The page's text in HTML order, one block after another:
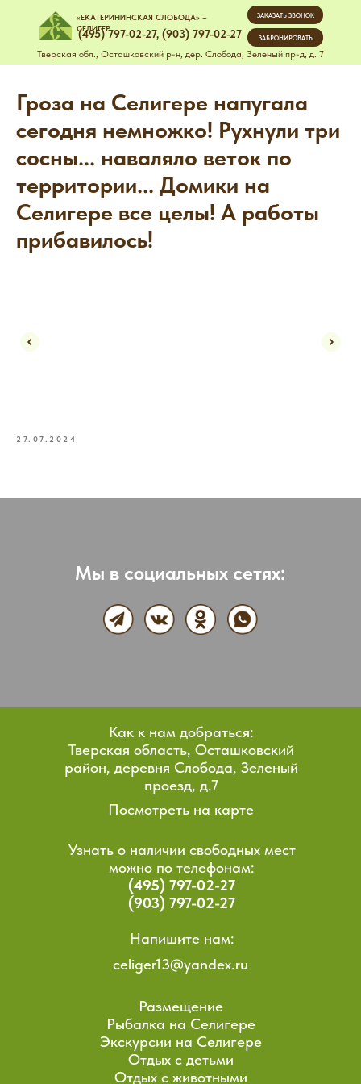
«ЕКАТЕРИНИНСКАЯ СЛОБОДА» –
СЕЛИГЕР
(495) 797-02-27, (903) 797-02-27
Тверская обл., Осташковский р-н, дер. Слобода, Зеленый пр-д, д. 7
ЗАБРОНИРОВАТЬ
ЗАКАЗАТЬ ЗВОНОК
Гроза на Селигере напугала
сегодня немножко! Рухнули три
сосны... наваляло веток по
территории... Домики на
Селигере все целы! А работы
прибавилось!
27.07.2024
Мы в социальных сетях:
Как к нам добраться:
Тверская область, Осташковский
район, деревня Слобода, Зеленый
проезд, д.7
Узнать о наличии свободных мест
можно по телефонам:
(495) 797-02-27
(903) 797-02-27
Напишите нам:
Размещение
Рыбалка на Селигере
Экскурсии на Селигере
Отдых с детьми
Отдых с животными
Посмотреть на карте
celiger13@yandex.ru